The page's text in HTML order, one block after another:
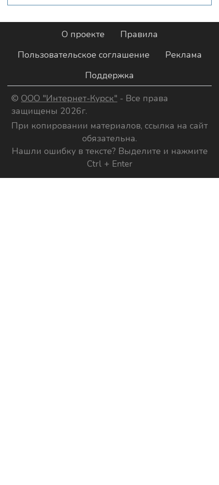
О проекте
Правила
Пользовательское соглашение
Реклама
Поддержка
© ООО "Интернет-Курск" - Все права
защищены 2026г.
При копировании материалов, ссылка на сайт
обязательна.
Нашли ошибку в тексте? Выделите и нажмите
Ctrl + Enter